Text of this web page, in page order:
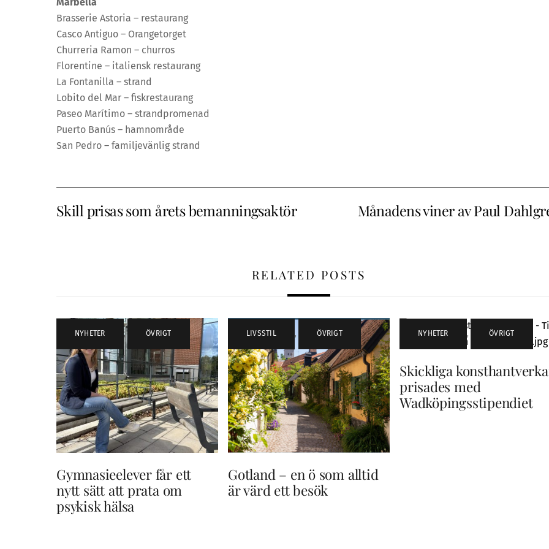
Brasserie Astoria – restaurang
Casco Antiguo – Orangetorget
Churreria Ramon – churros
Florentine – italiensk restaurang
La Fontanilla – strand
Lobito del Mar – fiskrestaurang
Paseo Marítimo – strandpromenad
Puerto Banús – hamnområde
San Pedro – familjevänlig strand
Skill prisas som årets bemanningsaktör Månadens viner av Paul
RELATED POSTS
NYHETER , ÖVRIGT
Gymnasieelever får ett
nytt sätt att prata om
psykisk hälsa
LIVSSTIL , ÖVRIGT
Gotland – en ö som alltid
är värd ett besök
NYHETER , ÖVRIGT
Skickliga
prisades med
Wadköpingsstipendiet